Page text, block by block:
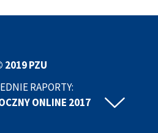
2019 PZU
RAPORTY:
ONLINE 2017